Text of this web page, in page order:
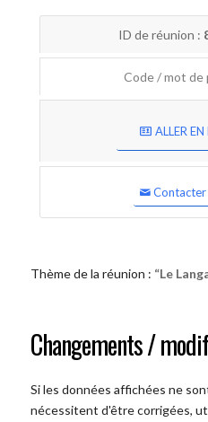
ID de réunion :
Code / mot de
ALLER
Thème de la réunion : “Le
Changements /
Si les données affichées ne
nécessitent d'être corrigées,